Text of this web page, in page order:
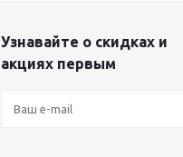
Узнавайте о скидках и
акциях первым